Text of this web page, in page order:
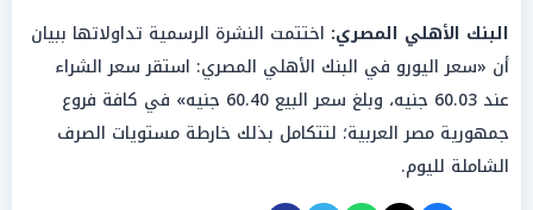
البنك الأهلي المصري: اختتمت النشرة الرسمية تداولاتها ببيان
أن «سعر اليورو في البنك الأهلي المصري: استقر سعر الشراء
عند 60.03 جنيه، وبلغ سعر البيع 60.40 جنيه» في كافة فروع
جمهورية مصر العربية؛ لتتكامل بذلك خارطة مستويات الصرف
الشاملة لليوم.